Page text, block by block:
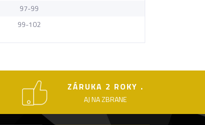
97-99
99-102
ZÁRUKA 2 ROKY .
AJ NA ZBRANE